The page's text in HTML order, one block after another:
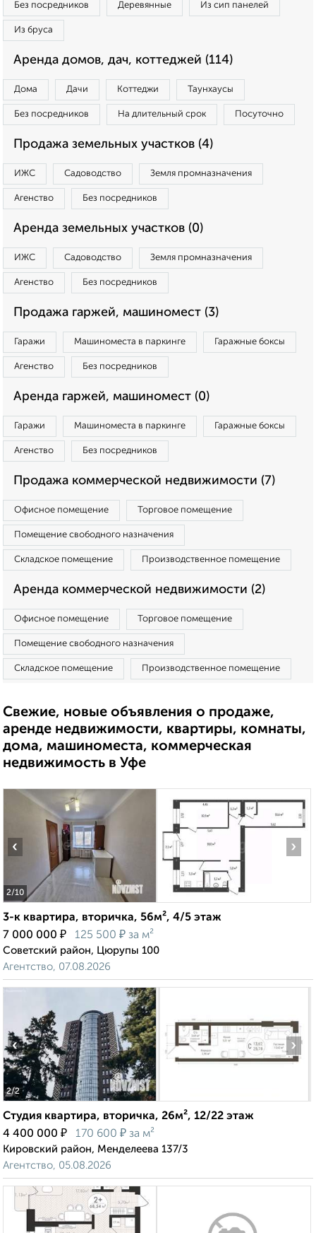
Без посредников Деревянные Из сип панелей
Из бруса
Аренда домов, дач, коттеджей (114)
Дома Дачи Коттеджи Таунхаусы
Без посредников На длительный срок Посуточно
Продажа земельных участков (4)
ИЖС Садоводство Земля промназначения
Агенство Без посредников
Аренда земельных участков (0)
ИЖС Садоводство Земля промназначения
Агенство Без посредников
Продажа гаржей, машиномест (3)
Гаражи Машиноместа в паркинге Гаражные боксы
Агенство Без посредников
Аренда гаржей, машиномест (0)
Гаражи Машиноместа в паркинге Гаражные боксы
Агенство Без посредников
Продажа коммерческой недвижимости (7)
Офисное помещение Торговое помещение
Помещение свободного назначения
Складское помещение Производственное помещение
Аренда коммерческой недвижимости (2)
Офисное помещение Торговое помещение
Помещение свободного назначения
Складское помещение Производственное помещение
Свежие, новые объявления о продаже,
аренде недвижимости, квартиры, комнаты,
дома, машиноместа, коммерческая
недвижимость в Уфе
2/10
‹ ›
3-к квартира, вторичка, 56м², 4/5 этаж
7 000 000 ₽ 125 500 ₽ за м²
Советский район, Цюрупы 100
Агентство, 07.08.2026
2/2
‹ ›
Студия квартира, вторичка, 26м², 12/22 этаж
4 400 000 ₽ 170 600 ₽ за м²
Кировский район, Менделеева 137/3
Агентство, 05.08.2026